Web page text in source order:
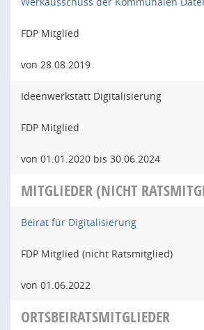
FDP Mitglied
von 28.08.2019
Ideenwerkstatt Digitalisierung
FDP Mitglied
von 01.01.2020 bis 30.06.2024
MITGLIEDER (NICHT
Beirat für Digitalisierung
FDP Mitglied (nicht Ratsmitglied)
von 01.06.2022
ORTSBEIRATSMITGLIEDER